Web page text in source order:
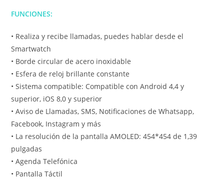
FUNCIONES:
• Realiza y recibe llamadas, puedes hablar desde el
Smartwatch
• Borde circular de acero inoxidable
• Esfera de reloj brillante constante
• Sistema compatible: Compatible con Android 4,4 y
superior, iOS 8,0 y superior
• Aviso de Llamadas, SMS, Notificaciones de Whatsapp,
Facebook, Instagram y más
• La resolución de la pantalla AMOLED: 454*454 de 1,39
pulgadas
• Agenda Telefónica
• Pantalla Táctil